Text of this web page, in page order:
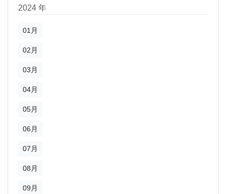
2024 年
01月
02月
03月
04月
05月
06月
07月
08月
09月